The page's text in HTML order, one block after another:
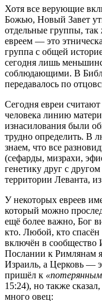
Хотя все верующие
Божью, Новый Завет
отдельные группы,
евреем — это
группа с общей
сегодня лишь
соблюдающими. В
передавалось по
Сегодня евреи
человека линию
изнасилования были
трудно определить. В
знаем, что все
(сефарды, мизрахи,
генетику друг с
территории Леванта,
У некоторых евреев
который можно
ещё более важно, Бог
кто. Любой, кто спасён
включён в сообщество
Послании к Римлянам
Израиль, а Церковь —
пришёл к
15:24), но также
много овец: